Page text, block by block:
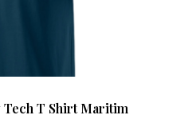
T Shirt Maritim